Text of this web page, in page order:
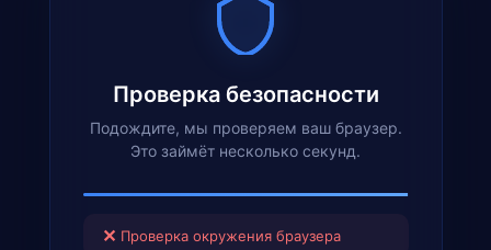
Проверка безопасности
Подождите, мы проверяем ваш браузер.
Это займёт несколько секунд.
✕ Проверка окружения браузера